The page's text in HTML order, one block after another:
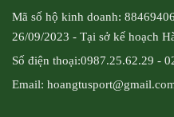
Mã số hộ kinh doanh:
26/09/2023 - Tại sở kế hoạch
Số điện thoại:0987.25.62.29 -
Email: